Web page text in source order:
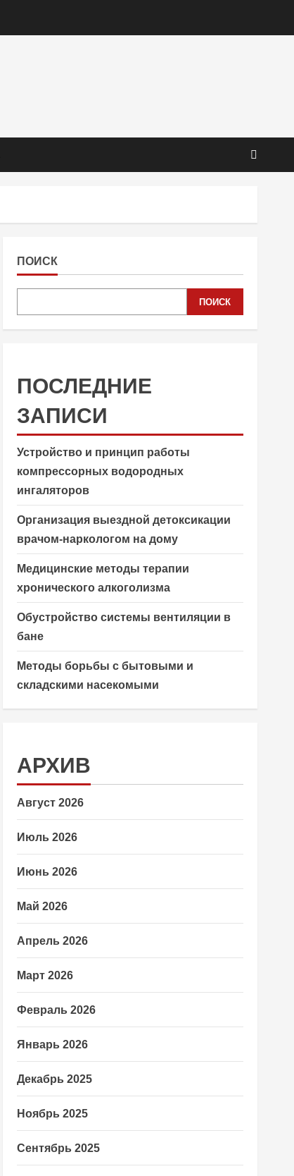
ПОИСК
ПОИСК
ПОСЛЕДНИЕ
ЗАПИСИ
Устройство и принцип работы
компрессорных водородных
ингаляторов
Организация выездной детоксикации
врачом-наркологом на дому
Медицинские методы терапии
хронического алкоголизма
Обустройство системы вентиляции в
бане
Методы борьбы с бытовыми и
складскими насекомыми
АРХИВ
Август 2026
Июль 2026
Июнь 2026
Май 2026
Апрель 2026
Март 2026
Февраль 2026
Январь 2026
Декабрь 2025
Ноябрь 2025
Сентябрь 2025